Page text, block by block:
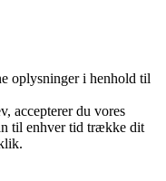
oplysninger i henhold til
accepterer du vores
til enhver tid trække dit